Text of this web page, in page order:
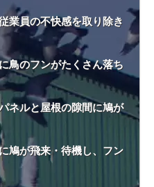
業員の不快感を取り除き
鳥のフンがたくさん落ち
ネルと屋根の隙間に鳩が
鳩が飛来・待機し、フン